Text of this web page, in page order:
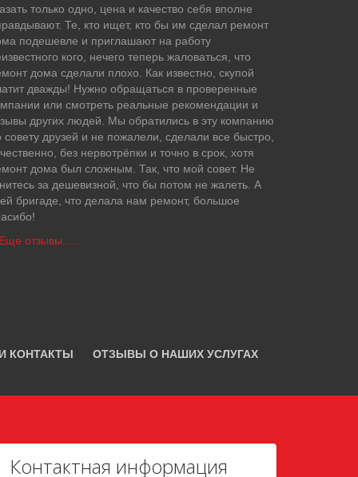
только одно, цена и качество себя вполне
Те, кто ищет, кто бы им сделал ремонт
подешевле и приглашают на работу
кого, нечего теперь жаловаться, что
дома сделали плохо. Как известно, скупой
дважды! Нужно обращаться в проверенные
или смотреть реальные рекомендации и
других людей. Мы обратились в эту компанию
совету друзей и не пожалели, сделали все быстро,
без нервотрёпки и точно в срок, хотя
дома был сложным. Так, что мой совет. Не
за дешевизной, что бы потом не жалеть. А
бригаде, что делала нам ремонт, большое
отзывы.....
КОНТАКТЫ ОТЗЫВЫ О НАШИХ УСЛУГАХ
Контактная информация